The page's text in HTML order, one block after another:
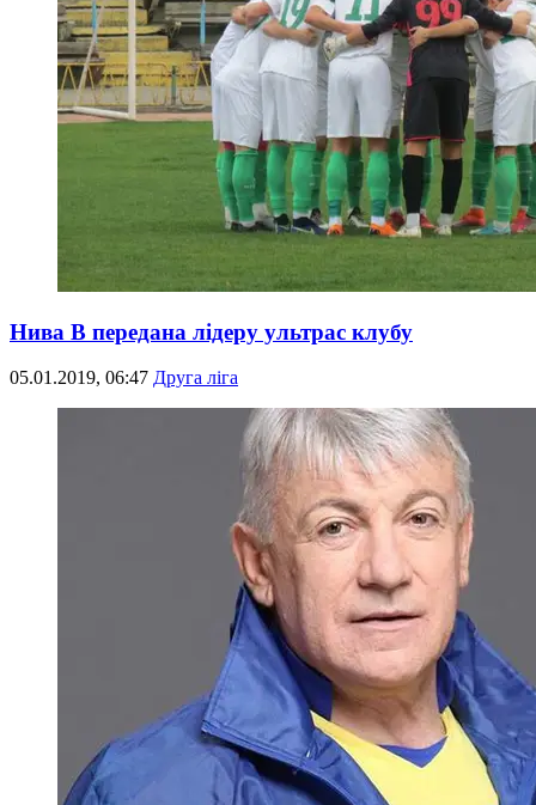
Нива В передана лідеру ультрас клубу
05.01.2019, 06:47 Друга ліга